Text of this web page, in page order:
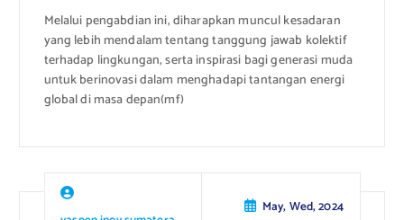
Melalui pengabdian ini, diharapkan muncul kesadaran
yang lebih mendalam tentang tanggung jawab kolektif
terhadap lingkungan, serta inspirasi bagi generasi muda
untuk berinovasi dalam menghadapi tantangan energi
global di masa depan(mf)
May, Wed, 2024